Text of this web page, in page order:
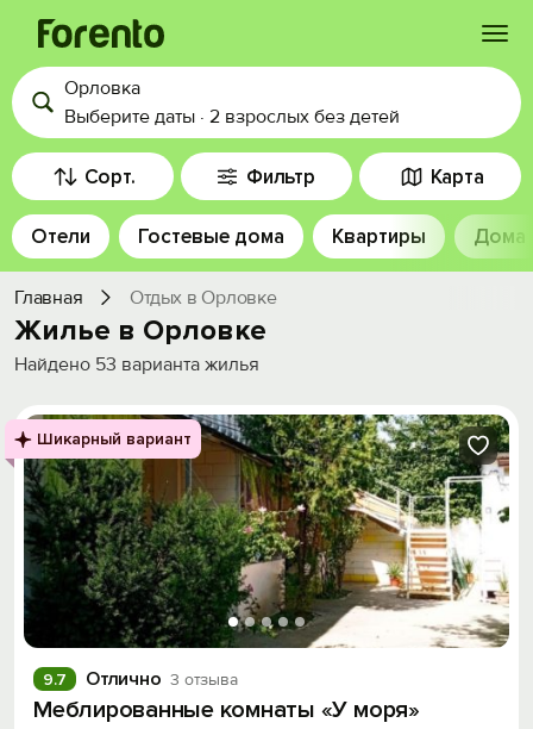
Войти
Избранное
История просмотра
Добавить свой объект
Орловка
Выберите даты · 2 взрослых без детей
Сорт. Фильтр Карта
Отели Гостевые дома Квартиры Дома
Главная Отдых в Орловке
Жилье в Орловке
Найдено 53 варианта жилья
Шикарный вариант
Отлично 3 отзыва
9.7
Меблированные комнаты «У моря»